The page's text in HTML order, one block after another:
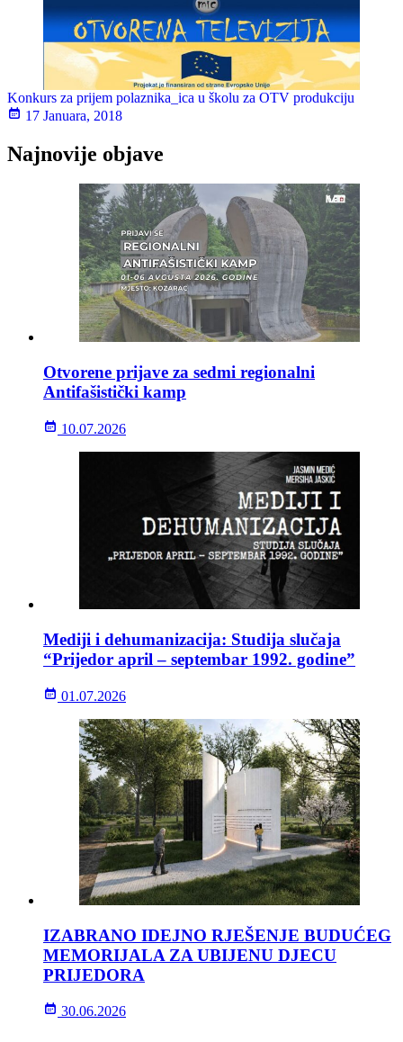
Konkurs za prijem polaznika_ica u školu za OTV produkciju
17 Januara, 2018
Najnovije objave
Otvorene prijave za sedmi regionalni
Antifašistički kamp
10.07.2026
Mediji i dehumanizacija: Studija slučaja
“Prijedor april – septembar 1992. godine”
01.07.2026
IZABRANO IDEJNO RJEŠENJE BUDUĆEG
MEMORIJALA ZA UBIJENU DJECU
PRIJEDORA
30.06.2026